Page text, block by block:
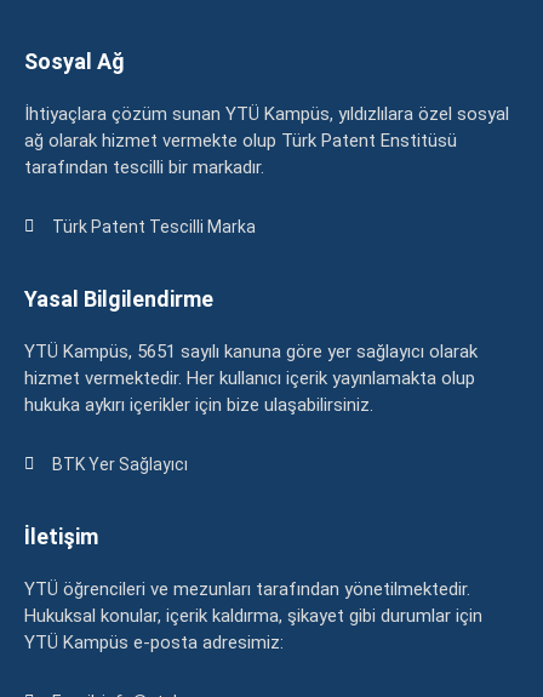
Sosyal Ağ
İhtiyaçlara çözüm sunan YTÜ Kampüs, yıldızlılara özel sosyal
ağ olarak hizmet vermekte olup Türk Patent Enstitüsü
tarafından tescilli bir markadır.
Türk Patent Tescilli Marka
Yasal Bilgilendirme
YTÜ Kampüs, 5651 sayılı kanuna göre yer sağlayıcı olarak
hizmet vermektedir. Her kullanıcı içerik yayınlamakta olup
hukuka aykırı içerikler için bize ulaşabilirsiniz.
BTK Yer Sağlayıcı
İletişim
YTÜ öğrencileri ve mezunları tarafından yönetilmektedir.
Hukuksal konular, içerik kaldırma, şikayet gibi durumlar için
YTÜ Kampüs e-posta adresimiz: